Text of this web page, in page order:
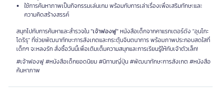
ใช้การค้นหาภาพเป็นกิจกรรมเล่นเกม พร้อมกับการเล่าเรื่องเพื่อเสริมทักษะและ
ความคิดสร้างสรรค์
สนุกไปกับการค้นหาและสำรวจใน"เจ้าฟองฟู"หนังสือเด็กจากคาแรกเตอร์ดัง "อุนโกะ
โดริรุ" ที่ช่วยพัฒนาทักษะการสังเกตและกระตุ้นจินตนาการ พร้อมภาพประกอบสดใสที่
เด็กๆ จะหลงรัก สั่งซื้อวันนี้เพื่อเติมเต็มความสนุกและการเรียนรู้ให้กับเจ้าตัวเล็ก!
#เจ้าฟองฟู #หนังสือเด็กยอดนิยม #นิทานญี่ปุ่น #พัฒนาทักษะการสังเกต #หนังสือ
ค้นหาภาพ